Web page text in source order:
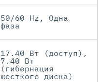
50/60 Hz, Одна
фаза
17.40 Вт (доступ),
7.40 Вт
(гибернация
жесткого диска)